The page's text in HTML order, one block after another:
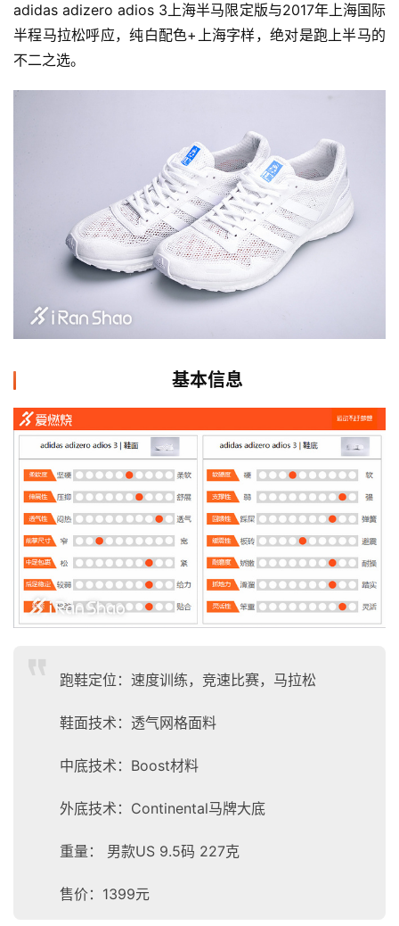
adidas adizero adios 3上海半马限定版与2017年上海国际
半程马拉松呼应，纯白配色+上海字样，绝对是跑上半马的
不二之选。
基本信息
跑鞋定位：速度训练，竞速比赛，马拉松
鞋面技术：透气网格面料
中底技术：Boost材料
外底技术：Continental马牌大底
重量： 男款US 9.5码 227克
售价：1399元